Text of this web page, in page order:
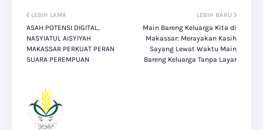
LEBIH BARU
Main Bareng Keluarga Kita di
Makassar: Merayakan Kasih
Sayang Lewat Waktu Main
Bareng Keluarga Tanpa Layar
LEBIH LAMA
ASAH POTENSI DIGITAL,
NASYIATUL AISYIYAH
MAKASSAR PERKUAT PERAN
SUARA PEREMPUAN